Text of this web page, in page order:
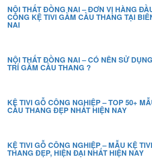
NỘI THẤT ĐỒNG NAI – ĐƠN VỊ HÀNG
CÔNG KỆ TIVI GẦM CẦU THANG TẠI
NAI
NỘI THẤT ĐỒNG NAI – CÓ NÊN SỬ
TRÍ GẦM CẦU THANG ?
KỆ TIVI GỖ CÔNG NGHIỆP – TOP 50+
CẦU THANG ĐẸP NHẤT HIỆN NAY
KỆ TIVI GỖ CÔNG NGHIỆP – MẪU KỆ
THANG ĐẸP, HIỆN ĐẠI NHẤT HIỆN NAY